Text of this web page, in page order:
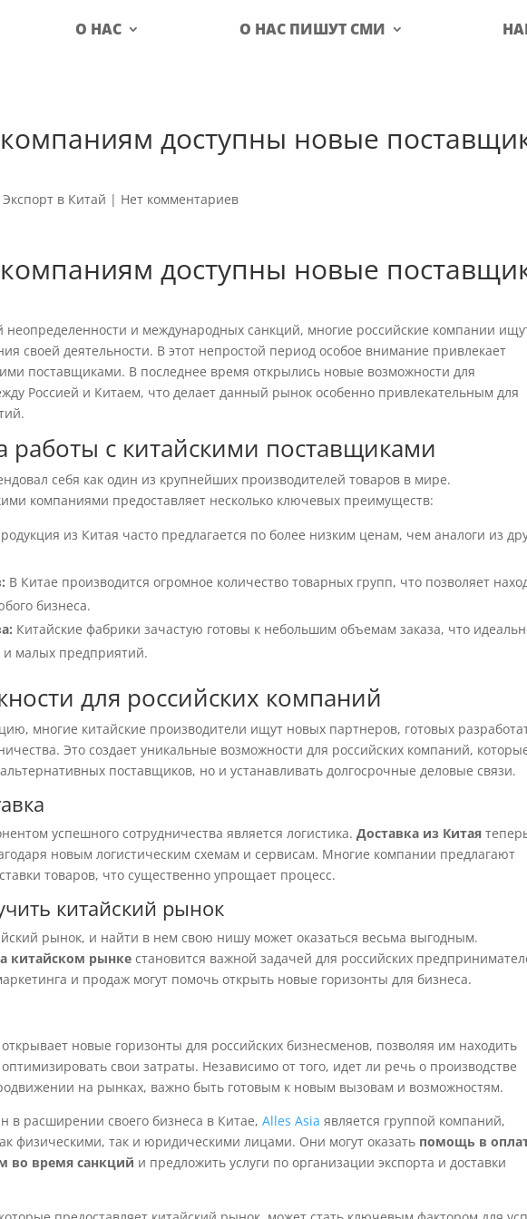
О НАС О НАС ПИШУТ СМИ
доступны новые
Экспорт в Китай | Нет комментариев
доступны новые
неопределенности и международных санкций, многие российские компании
своей деятельности. В этот непростой период особое внимание привлекает
поставщиками. В последнее время открылись новые возможности для
Россией и Китаем, что делает данный рынок особенно привлекательным для
работы с китайскими поставщиками
себя как один из крупнейших производителей товаров в мире.
компаниями предоставляет несколько ключевых преимуществ:
из Китая часто предлагается по более низким ценам, чем аналоги из
В Китае производится огромное количество товарных групп, что позволяет
бизнеса.
Китайские фабрики зачастую готовы к небольшим объемам заказа, что
и малых предприятий.
для российских компаний
многие китайские производители ищут новых партнеров, готовых
Это создает уникальные возможности для российских компаний,
поставщиков, но и устанавливать долгосрочные деловые связи.
успешного сотрудничества является логистика.Доставка из Китая
новым логистическим схемам и сервисам. Многие компании предлагают
товаров, что существенно упрощает процесс.
китайский рынок
рынок, и найти в нем свою нишу может оказаться весьма выгодным.
китайском рынке становится важной задачей для российских
и продаж могут помочь открыть новые горизонты для бизнеса.
новые горизонты для российских бизнесменов, позволяя им находить
свои затраты. Независимо от того, идет ли речь о производстве
на рынках, важно быть готовым к новым вызовам и возможностям.
в расширении своего бизнеса в Китае,Alles Asia является группой компаний,
физическими, так и юридическими лицами. Они могут оказать помощь в
во время санкций и предложить услуги по организации экспорта и доставки